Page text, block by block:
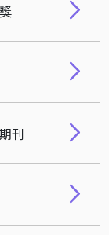
刊